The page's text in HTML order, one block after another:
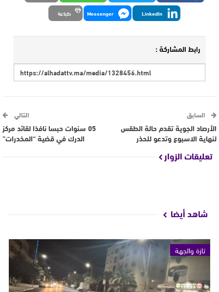
LinkedIn
Messenger طباعة
رابط المشاركة :
السابق
الأرصاد الجوية تقدم حالة الطقس
لنهاية الاسبوع وتدعو للحذر
التالي
05 سنوات حبسا نافذا لقائد مركز
الدرك في قضية “المخدرات”
تعليقات الزوار
شاهد أيضا
تازة والجهة